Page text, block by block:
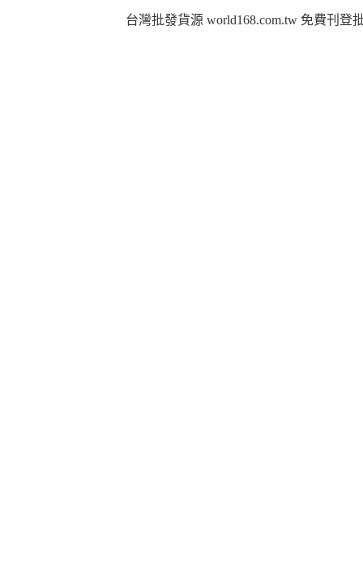
台灣批發貨源 world168.com.tw 免費刊登